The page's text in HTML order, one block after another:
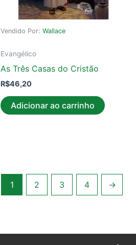
Vendido Por: Wallace
Evangélico
As Três Casas do Cristão
R$46,20
Adicionar ao carrinho
1 2 3 4 →